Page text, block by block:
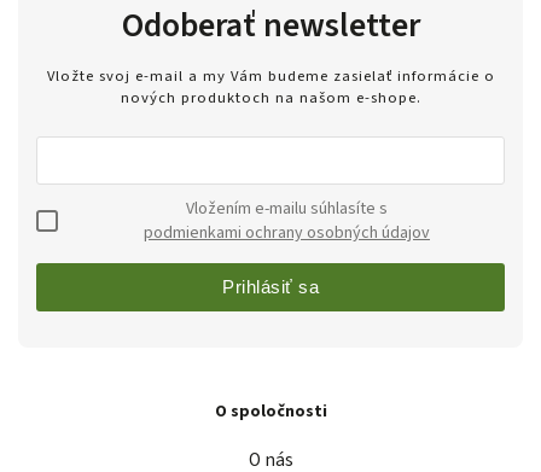
Odoberať newsletter
Vložte svoj e-mail a my Vám budeme zasielať informácie o
nových produktoch na našom e-shope.
podmienkami ochrany osobných údajov
Prihlásiť sa
O spoločnosti
O nás